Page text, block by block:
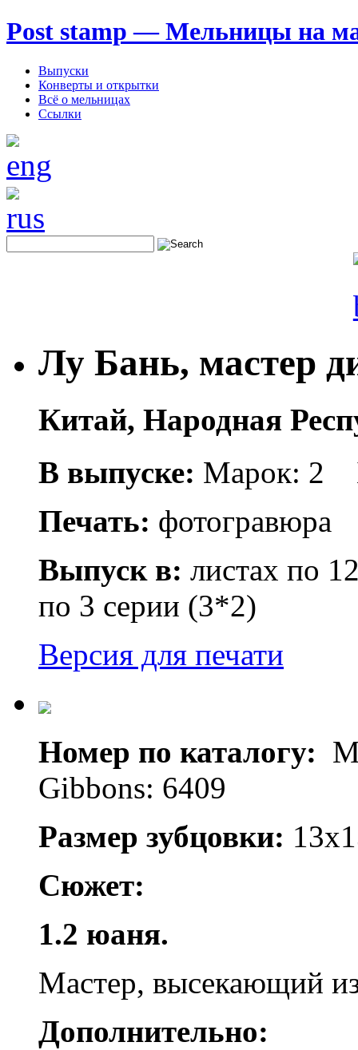
Post stamp — Мельницы на
Выпуски
Конверты и открытки
Всё о мельницах
Ссылки
Лу Бань, мастер
Китай, Народная
В выпуске: Марок: 2
Печать: фотогравюра
Выпуск в: листах по
по 3 серии (3*2)
Версия для печати
Номер по каталогу:
Gibbons: 6409
Размер зубцовки:
Сюжет:
1.2 юаня.
Мастер, высекающий
Дополнительно: